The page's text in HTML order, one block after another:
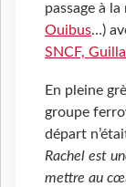
passage à
Ouibus…)
SNCF,
En pleine
groupe
départ
Rachel est
mettre au